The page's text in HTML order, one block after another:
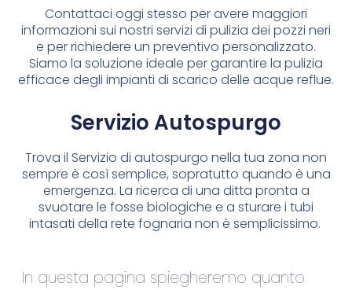
Contattaci oggi stesso per avere maggiori
informazioni sui nostri servizi di pulizia dei pozzi neri
e per richiedere un preventivo personalizzato.
Siamo la soluzione ideale per garantire la pulizia
efficace degli impianti di scarico delle acque reflue.
Servizio Autospurgo
Trova il Servizio di autospurgo nella tua zona non
sempre è così semplice, sopratutto quando è una
emergenza. La ricerca di una ditta pronta a
svuotare le fosse biologiche e a sturare i tubi
intasati della rete fognaria non è semplicissimo.
In questa pagina spiegheremo quanto